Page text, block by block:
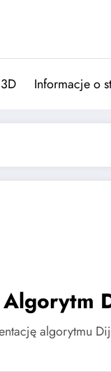
Informacje o
algorytmu